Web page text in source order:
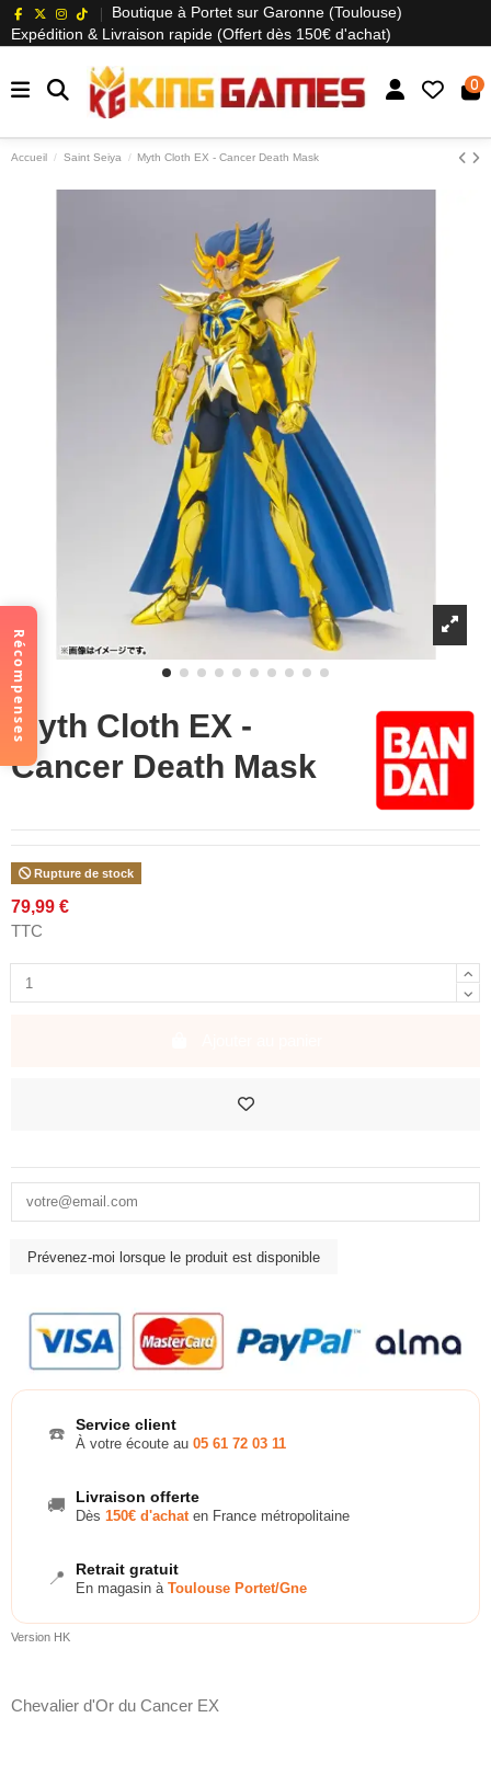
Boutique à Portet sur Garonne (Toulouse)
Expédition & Livraison rapide (Offert dès 150€ d'achat)
0
Accueil Saint Seiya Myth Cloth EX - Cancer Death Mask
Myth Cloth EX -
Cancer Death Mask
Rupture de stock
79,99 €
TTC
☎️ Service client
À votre écoute au 05 61 72 03 11
🚚 Livraison offerte
Dès 150€ d'achaten France métropolitaine
📍 Retrait gratuit
En magasin à Toulouse Portet/Gne
Version HK
Chevalier d'Or du Cancer EX
Récompenses